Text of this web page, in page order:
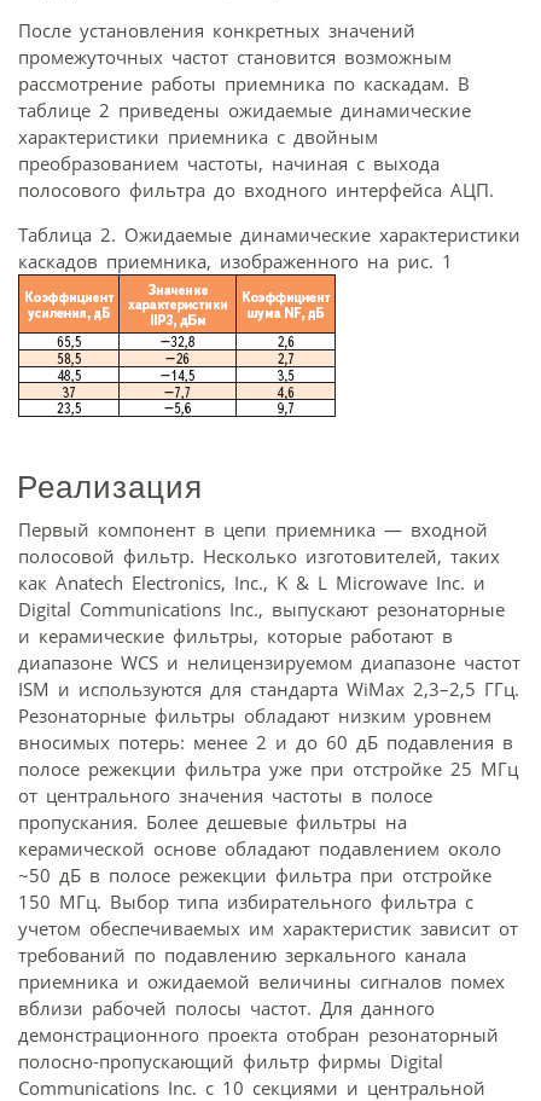
После установления конкретных значений
промежуточных частот становится возможным
рассмотрение работы приемника по каскадам. В
таблице 2 приведены ожидаемые динамические
характеристики приемника с двойным
преобразованием частоты, начиная с выхода
полосового фильтра до входного интерфейса АЦП.
Таблица 2. Ожидаемые динамические характеристики
каскадов приемника, изображенного на рис. 1
Реализация
Первый компонент в цепи приемника — входной
полосовой фильтр. Несколько изготовителей, таких
как Anatech Electronics, Inc., K & L Microwave Inc. и
Digital Communications Inc., выпускают резонаторные
и керамические фильтры, которые работают в
диапазоне WCS и нелицензируемом диапазоне частот
ISM и используются для стандарта WiMax 2,3–2,5 ГГц.
Резонаторные фильтры обладают низким уровнем
вносимых потерь: менее 2 и до 60 дБ подавления в
полосе режекции фильтра уже при отстройке 25 МГц
от центрального значения частоты в полосе
пропускания. Более дешевые фильтры на
керамической основе обладают подавлением около
~50 дБ в полосе режекции фильтра при отстройке
150 МГц. Выбор типа избирательного фильтра с
учетом обеспечиваемых им характеристик зависит от
требований по подавлению зеркального канала
приемника и ожидаемой величины сигналов помех
вблизи рабочей полосы частот. Для данного
демонстрационного проекта отобран резонаторный
полосно-пропускающий фильтр фирмы Digital
Communications Inc. с 10 секциями и центральной